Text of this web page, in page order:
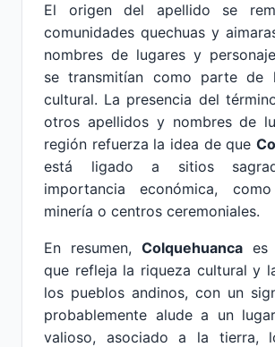
El origen del apellido se
comunidades quechuas y
nombres de lugares y
se transmitían como parte de
cultural. La presencia del
otros apellidos y nombres de
región refuerza la idea de que
está ligado a sitios
importancia económica,
minería o centros ceremoniales.
En resumen, Colquehuanca es
que refleja la riqueza cultural y
los pueblos andinos, con un
probablemente alude a un
valioso, asociado a la tierra,